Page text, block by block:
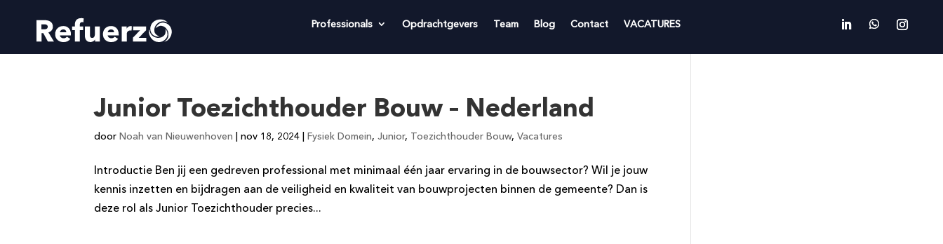
Professionals Opdrachtgevers Team Blog Contact VACATURES
Junior Toezichthouder Bouw – Nederland
doorNoah van Nieuwenhoven |nov 18, 2024 |Fysiek Domein,Junior, Toezichthouder Bouw,Vacatures
Introductie Ben jij een gedreven professional met minimaal één jaar ervaring in de bouwsector? Wil je jouw
kennis inzetten en bijdragen aan de veiligheid en kwaliteit van bouwprojecten binnen de gemeente? Dan is
deze rol als Junior Toezichthouder precies...